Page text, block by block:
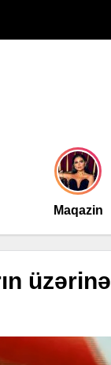
Maqazin
üzərinə